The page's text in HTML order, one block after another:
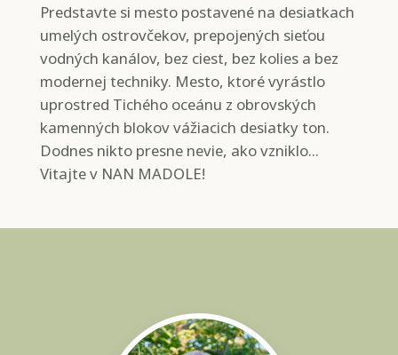
Predstavte si mesto postavené na desiatkach
umelých ostrovčekov, prepojených sieťou
vodných kanálov, bez ciest, bez kolies a bez
modernej techniky. Mesto, ktoré vyrástlo
uprostred Tichého oceánu z obrovských
kamenných blokov vážiacich desiatky ton.
Dodnes nikto presne nevie, ako vzniklo...
Vitajte v NAN MADOLE!